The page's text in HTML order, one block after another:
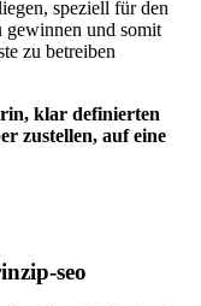
speziell für den
gewinnen und somit
zu betreiben
klar definierten
zustellen, auf eine
seo